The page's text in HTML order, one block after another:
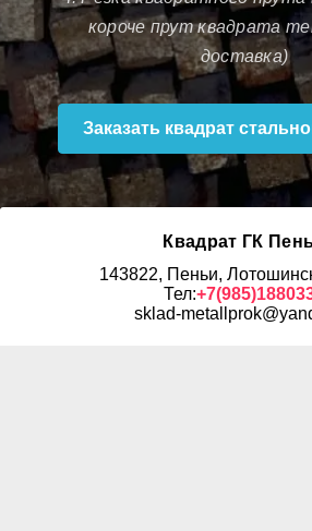
короче прут квадрата
доставка)
Заказать квадрат
Квадрат ГК
143822, Пеньи,
Тел:
sklad-